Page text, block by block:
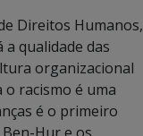
Direitos Humanos,
qualidade das
organizacional
o racismo é uma
é o primeiro